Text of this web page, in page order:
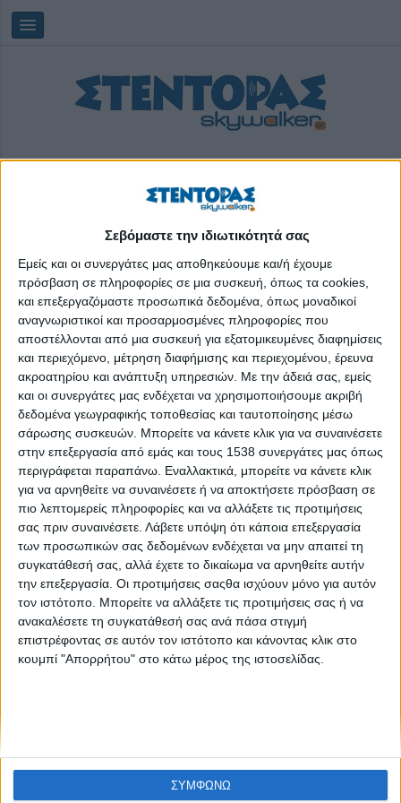
Σεβόμαστε την ιδιωτικότητά σας
Εμείς και οι συνεργάτες μας αποθηκεύουμε και/ή έχουμε
πρόσβαση σε πληροφορίες σε μια συσκευή, όπως τα cookies,
και επεξεργαζόμαστε προσωπικά δεδομένα, όπως μοναδικοί
αναγνωριστικοί και προσαρμοσμένες πληροφορίες που
αποστέλλονται από μια συσκευή για εξατομικευμένες διαφημίσεις
και περιεχόμενο, μέτρηση διαφήμισης και περιεχομένου, έρευνα
ακροατηρίου και ανάπτυξη υπηρεσιών. Με την άδειά σας, εμείς
και οι συνεργάτες μας ενδέχεται να χρησιμοποιήσουμε ακριβή
δεδομένα γεωγραφικής τοποθεσίας και ταυτοποίησης μέσω
σάρωσης συσκευών. Μπορείτε να κάνετε κλικ για να συναινέσετε
στην επεξεργασία από εμάς και τους 1538 συνεργάτες μας όπως
περιγράφεται παραπάνω. Εναλλακτικά, μπορείτε να κάνετε κλικ
για να αρνηθείτε να συναινέσετε ή να αποκτήσετε πρόσβαση σε
πιο λεπτομερείς πληροφορίες και να αλλάξετε τις προτιμήσεις
σας πριν συναινέσετε. Λάβετε υπόψη ότι κάποια επεξεργασία
των προσωπικών σας δεδομένων ενδέχεται να μην απαιτεί τη
συγκατάθεσή σας, αλλά έχετε το δικαίωμα να αρνηθείτε αυτήν
την επεξεργασία. Οι προτιμήσεις σαςθα ισχύουν μόνο για αυτόν
τον ιστότοπο. Μπορείτε να αλλάξετε τις προτιμήσεις σας ή να
ανακαλέσετε τη συγκατάθεσή σας ανά πάσα στιγμή
επιστρέφοντας σε αυτόν τον ιστότοπο και κάνοντας κλικ στο
κουμπί "Απορρήτου" στο κάτω μέρος της ιστοσελίδας.
ΣΥΜΦΩΝΩ
Παρασκευή, 07/08/202611:59:12
κεντρική δημοτική βιβλιοθήκη Θεσσαλονίκης
Like like #12
None feed
CONNECT